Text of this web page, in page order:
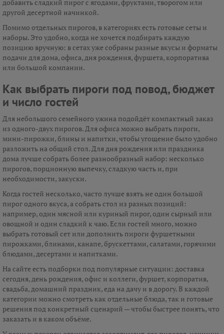
добавить сладкий пирог с ягодами, фруктами, творогом или
другой десертной начинкой.
Помимо отдельных пирогов, в категориях есть готовые сеты и
наборы. Это удобно, когда не хочется подбирать каждую
позицию вручную: в сетах уже собраны разные вкусы и форматы
подачи для дома, офиса, дня рождения, фуршета, корпоратива
или большой компании.
Как выбрать пироги под повод, бюджет
и число гостей
Для небольшого семейного ужина подойдёт компактный заказ
из одного-двух пирогов. Для офиса можно выбрать пироги,
мини-пирожки, блины и напитки, чтобы угощение было удобно
разложить на общий стол. Для дня рождения или праздника
дома лучше собрать более разнообразный набор: несколько
пирогов, порционную выпечку, сладкую часть и, при
необходимости, закуски.
Когда гостей несколько, часто лучше взять не один большой
пирог одного вкуса, а собрать стол из разных позиций:
например, один мясной или куриный пирог, один сырный или
овощной и один сладкий к чаю. Если гостей много, можно
выбрать готовый сет или дополнить пироги фуршетными
пирожками, блинами, канапе, брускеттами, салатами, горячими
блюдами, десертами и напитками.
На сайте есть подборки под популярные ситуации: доставка
сегодня, день рождения, офис и коллеги, фуршет, корпоратив,
свадьба, домашний праздник, еда на дачу и в дорогу. В каждой
категории можно смотреть как отдельные блюда, так и готовые
решения под конкретный сценарий — чтобы быстрее понять, что
заказать и в каком объёме.